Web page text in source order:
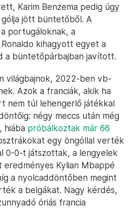
Karim Benzema pedig úgy
jött büntetőből. A
portugáloknak, a
kihagyott egyet a
a büntetőpárbajban javított.
világbajnok, 2022-ben vb-
Azok a franciák, akik ha
nem túl lehengerlő játékkal
négy meccs után még
hiába próbálkoztak már 66
egy öngóllal verték
0-0-t játszottak, a lengyelek
Kylian Mbappé
a nyolcaddöntőben megint
a belgákat. Nagy kérdés,
óriás francia